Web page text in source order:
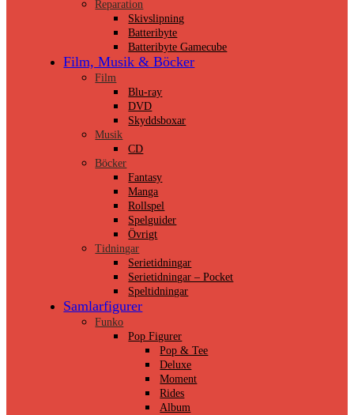
Reparation
Skivslipning
Batteribyte
Batteribyte Gamecube
Film, Musik & Böcker
Film
Blu-ray
DVD
Skyddsboxar
Musik
CD
Böcker
Fantasy
Manga
Rollspel
Spelguider
Övrigt
Tidningar
Serietidningar
Serietidningar – Pocket
Speltidningar
Samlarfigurer
Funko
Pop Figurer
Pop & Tee
Deluxe
Moment
Rides
Album